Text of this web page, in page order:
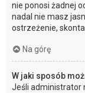
nie ponosi żadnej
nadal nie masz
ostrzeżenie,
Na górę
W jaki sposób
Jeśli administrator